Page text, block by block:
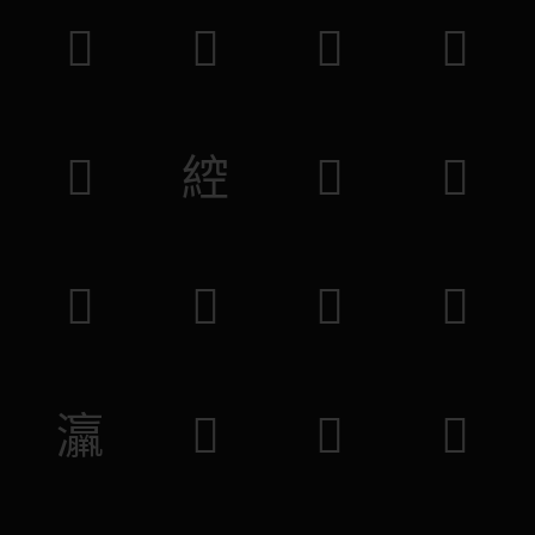
𡩶 𡚕 𡹗 𦠊
𦐩 𦁈 𥱧 𥃄
𤤂 𠜑 𡊴 𠌰
𤅀 𣖤 𣵦 𦠑